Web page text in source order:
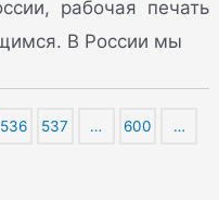
рабочая печать
В России мы
536 537 … 600 …